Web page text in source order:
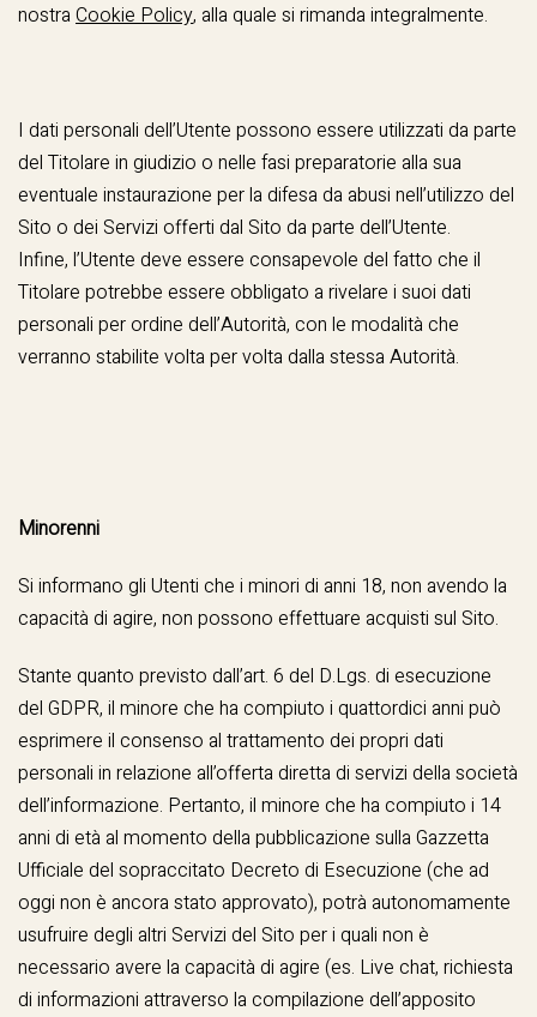
nostraCookie Policy, alla quale si rimanda integralmente.
I dati personali dell’Utente possono essere utilizzati da parte
del Titolare in giudizio o nelle fasi preparatorie alla sua
eventuale instaurazione per la difesa da abusi nell’utilizzo del
Sito o dei Servizi offerti dal Sito da parte dell’Utente.
Infine, l’Utente deve essere consapevole del fatto che il
Titolare potrebbe essere obbligato a rivelare i suoi dati
personali per ordine dell’Autorità, con le modalità che
verranno stabilite volta per volta dalla stessa Autorità.
Minorenni
Si informano gli Utenti che i minori di anni 18, non avendo la
capacità di agire, non possono effettuare acquisti sul Sito.
Stante quanto previsto dall’art. 6 del D.Lgs. di esecuzione
del GDPR, il minore che ha compiuto i quattordici anni può
esprimere il consenso al trattamento dei propri dati
personali in relazione all’offerta diretta di servizi della società
dell’informazione. Pertanto, il minore che ha compiuto i 14
anni di età al momento della pubblicazione sulla Gazzetta
Ufficiale del sopraccitato Decreto di Esecuzione (che ad
oggi non è ancora stato approvato), potrà autonomamente
usufruire degli altri Servizi del Sito per i quali non è
necessario avere la capacità di agire (es. Live chat, richiesta
di informazioni attraverso la compilazione dell’apposito